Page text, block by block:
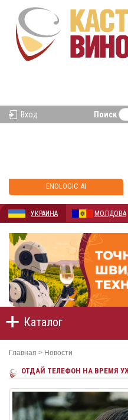
Вход Поиск
ENOLOGIC AI
УКРАИНА МОЛДОВА
Каталог
Главная > Новости
ОТДАЙ ТЕЛЕФОН НА ВРЕМЯ